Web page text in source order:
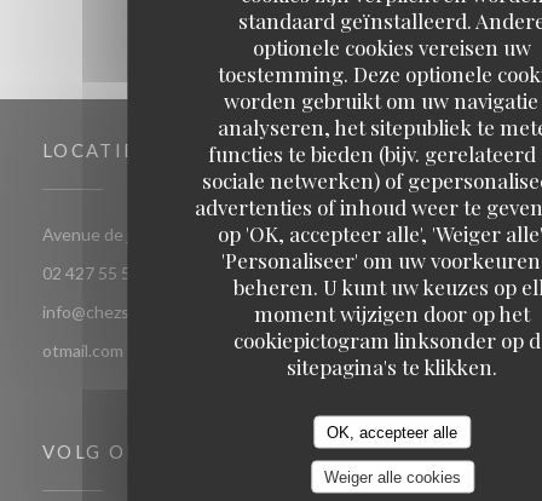
standaard geïnstalleerd.
optionele cookies vereisen uw
toestemming. Deze optionele
worden gebruikt om uw
analyseren, het sitepubliek te
functies te bieden (bijv. gerelateerd
sociale netwerken) of
advertenties of inhoud weer te
op 'OK, accepteer alle', 'Weiger
'Personaliseer' om uw
beheren. U kunt uw keuzes op
moment wijzigen door op het
cookiepictogram linksonder op
sitepagina's te klikken.
OK, accepteer alle
Weiger alle cookies
LOCATIE
Avenue de jette 85 1090 Jette Bruxelles((opent in een nieuw
02 427 55 52
info@chezsoje.be,dubmichel@hotmail.com,freddubois66@h
otmail.com
VOLG ONS